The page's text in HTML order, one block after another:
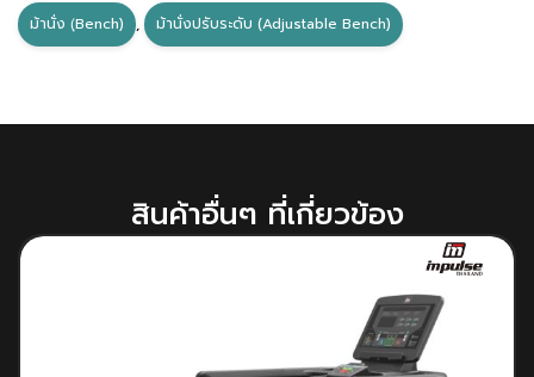
ม้านั่ง (ฺBench) , ม้านั่งปรับระดับ (Adjustable Bench)
สินค้าอื่นๆ ที่เกี่ยวข้อง